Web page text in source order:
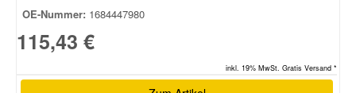
OE-Nummer: 1684447980
115,43 €
inkl. 19% MwSt. Gratis Versand *